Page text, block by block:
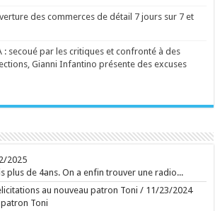
Ecrit le 07/08 18:02
de Chassepierre
Ecrit le 07/08 15:51
Ricky Gervais, bien
rond, à l'image de ses
...
Ecrit le 07/08 13:01
marges
par Dubuffet, fête
de découvrir la très
...
Ecrit le 07/08 13:01
des commerces de détail 7 jours sur 7 et
: secoué par les critiques et confronté à des
Gianni Infantino présente des excuses
2025
plus de 4ans. On a enfin trouver une radio...
au nouveau patron Toni / 11/23/2024
Toni